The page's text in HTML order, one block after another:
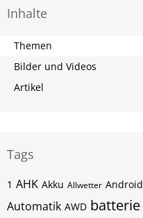
Inhalte
Themen
Bilder und Videos
Artikel
Tags
1 AHK Akku Allwetter Android
Automatik AWD batterie